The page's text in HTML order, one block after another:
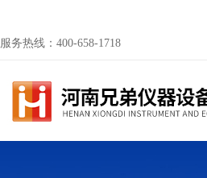
服务热线：400-658-1718